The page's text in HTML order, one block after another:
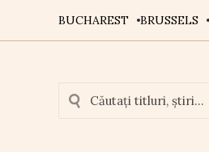
BUCHAREST BRUSSELS